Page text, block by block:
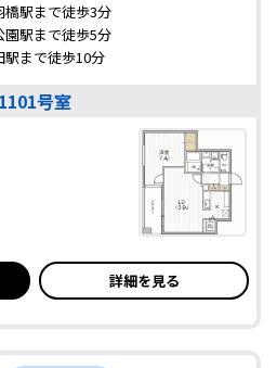
橋駅まで徒歩3分
園駅まで徒歩5分
駅まで徒歩10分
1101号室
詳細を見る